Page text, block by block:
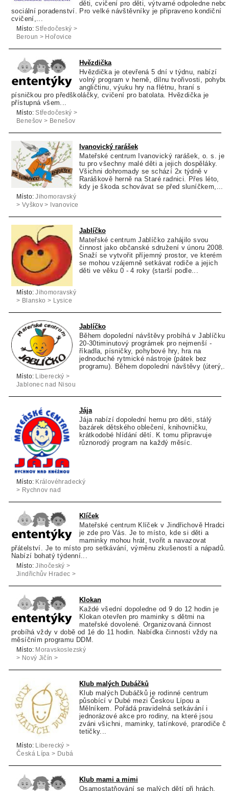
děti, cvičení pro děti, výtvarné odpoledne nebo
sociální poradenství. Pro velké návštěvníky je připraveno kondiční
cvičení,...
Místo: Středočeský >
Beroun > Hořovice
Hvězdička
Hvězdička je otevřená 5 dní v týdnu, nabízí
volný program v herně, dílnu tvořivosti,
angličtinu, výuku hry na flétnu, hraní s
písničkou pro předškoláčky, cvičení pro batolata. Hvězdička je
přístupná všem...
Místo: Středočeský >
Benešov > Benešov
Ivanovický rarášek
Mateřské centrum Ivanovický rarášek, o. s. je
tu pro všechny malé děti a jejich dospěláky.
Všichni dohromady se schází 2x týdně v
Raráškově herně na Staré radnici. Přes léto,
kdy je škoda schovávat se před sluníčkem,...
Místo: Jihomoravský
> Vyškov > Ivanovice
Jablíčko
Mateřské centrum Jablíčko zahájilo svou
činnost jako občanské sdružení v únoru 2008.
Snaží se vytvořit příjemný prostor, ve kterém
se mohou vzájemně setkávat rodiče a jejich
děti ve věku 0 - 4 roky (starší podle...
Místo: Jihomoravský
> Blansko > Lysice
Jablíčko
Během dopolední návštěvy probíhá v Jablíčku
20-30timinutový prográmek pro nejmenší -
říkadla, písničky, pohybové hry, hra na
jednoduché rytmické nástroje (pátek bez
programu). Během dopolední návštěvy
Místo:
Liberecký >
Jablonec nad Nisou
Jája
Jája nabízí dopolední hernu pro děti, stálý
bazárek dětského oblečení, knihovničku,
krátkodobé hlídání dětí. K tomu připravuje
různorodý program na každý měsíc.
Místo: Královéhradecký
> Rychnov nad
Klíček
Mateřské centrum Klíček v Jindřichově Hradci
je zde pro Vás. Je to místo, kde si děti a
maminky mohou hrát, tvořit a navazovat
přátelství. Je to místo pro setkávání, výměnu zkušeností a nápadů.
Nabízí bohatý týdenní...
Místo: Jihočeský >
Jindřichův Hradec >
Klokan
Každé všední dopoledne od 9 do 12 hodin je
Klokan otevřen pro maminky s dětmi na
mateřské dovolené. Organizovaná činnost
probíhá vždy v době od 1é do 11 hodin. Nabídka činnosti vždy na
měsíčním programu DDM.
Místo: Moravskoslezský
> Nový Jičín >
Klub malých Dubáčků
Klub malých Dubáčků je rodinné centrum
působící v Dubé mezi Českou Lípou a
Mělníkem. Pořádá pravidelná setkávání i
jednorázové akce pro rodiny, na které jsou
zváni všichni, maminky, tatínkové, prarodiče či
tetičky...
Místo: Liberecký >
Česká Lípa > Dubá
Klub mami a mimi
Osamostatňování se malých dětí při hrách,